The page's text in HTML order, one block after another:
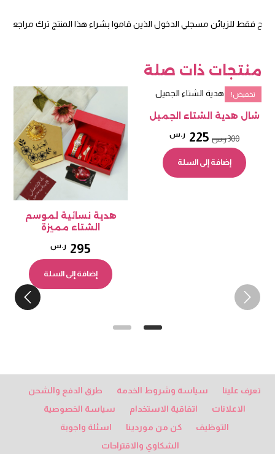
فقط للزبائن مسجلي الدخول الذين قاموا بشراء هذا المنتج ترك مراجعة.
منتجات ذات صلة
تخفيض!
شال هدية الشتاء الجميل
300ر.س السعر
الأصلي
هو:
225 ر.سالسعر
الحالي
هو:
إضافة إلى السلة
هدية نسائية لموسم
الشتاء مميزة
295 ر.س
إضافة إلى السلة
تعرف علينا سياسة وشروط الخدمة
طرق الدفع والشحن
الاعلانات
اتفاقية الاستخدام
سياسة الخصوصية
التوظيف
كن من موردينا
اسئلة واجوبة
الشكاوي والاقتراحات